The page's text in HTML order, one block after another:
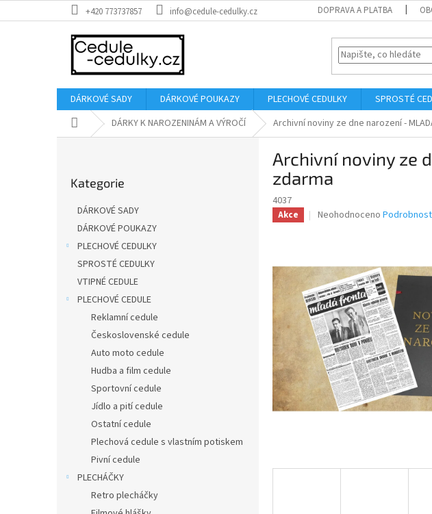
na
+420 773737857 info@cedule-cedulky.cz DOPRAVA A PLATBA
DÁRKOVÉ SADY DÁRKOVÉ POUKAZY PLECHOVÉ CEDULKY SPROSTÉ
Domů DÁRKY K NAROZENINÁM A VÝROČÍ Archivní noviny ze dne narození -
kategorie
Kategorie
DÁRKOVÉ SADY
DÁRKOVÉ POUKAZY
PLECHOVÉ CEDULKY
SPROSTÉ CEDULKY
VTIPNÉ CEDULE
PLECHOVÉ CEDULE
Reklamní cedule
Československé cedule
Auto moto cedule
Hudba a film cedule
Sportovní cedule
Jídlo a pití cedule
Ostatní cedule
Plechová cedule s vlastním potiskem
Pivní cedule
PLECHÁČKY
Retro plecháčky
Archivní noviny ze
zdarma
4037
Akce
Průměrné
0,0
5
hvězdiček.
Neohodnoceno